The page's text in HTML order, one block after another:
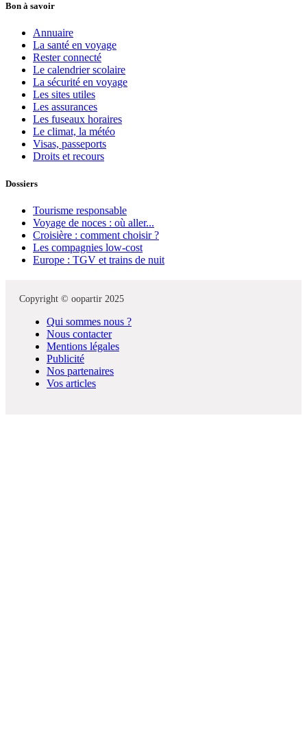
Bon à savoir
Annuaire
La santé en voyage
Rester connecté
Le calendrier scolaire
La sécurité en voyage
Les sites utiles
Les assurances
Les fuseaux horaires
Le climat, la météo
Visas, passeports
Droits et recours
Dossiers
Tourisme responsable
Voyage de noces : où aller...
Croisière : comment choisir ?
Les compagnies low-cost
Europe : TGV et trains de nuit
Copyright © oopartir 2025
Qui sommes nous ?
Nous contacter
Mentions légales
Publicité
Nos partenaires
Vos articles